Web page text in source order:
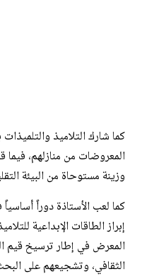
كما شارك التلاميذ
المعروضات من منازلهم، فيما
وزينة مستوحاة من البيئة
كما لعب الأستاذة دوراً
إبراز الطاقات الإبداعية
المعرض في إطار ترسيخ قيم
الثقافي، وتشجيعهم على